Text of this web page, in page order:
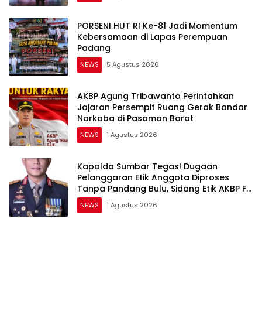
PORSENI HUT RI Ke-81 Jadi Momentum
Kebersamaan di Lapas Perempuan
Padang
NEWS 5 Agustus 2026
AKBP Agung Tribawanto Perintahkan
Jajaran Persempit Ruang Gerak Bandar
Narkoba di Pasaman Barat
NEWS 1 Agustus 2026
Kapolda Sumbar Tegas! Dugaan
Pelanggaran Etik Anggota Diproses
Tanpa Pandang Bulu, Sidang Etik AKBP F
Dipercepat
NEWS 1 Agustus 2026